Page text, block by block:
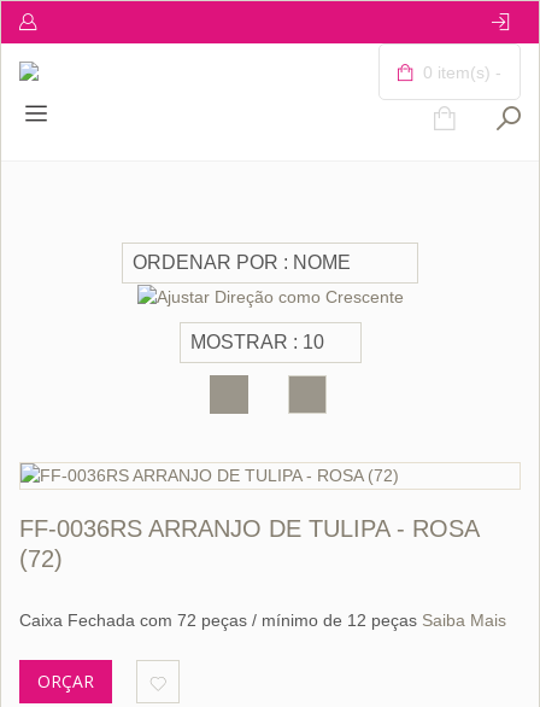
0 item(s) -
FF-0036RS ARRANJO DE TULIPA - ROSA
(72)
Caixa Fechada com 72 peças / mínimo de 12 peças Saiba Mais
ORÇAR